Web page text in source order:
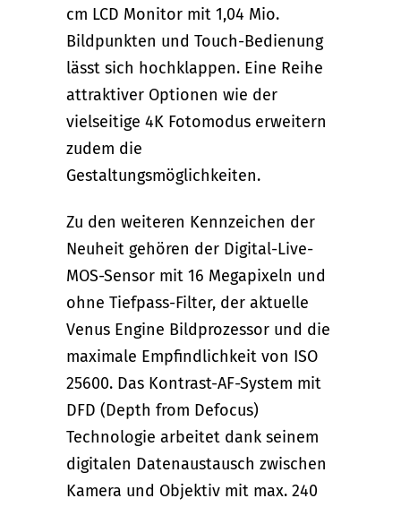
cm LCD Monitor mit 1,04 Mio.
Bildpunkten und Touch-Bedienung
lässt sich hochklappen. Eine Reihe
attraktiver Optionen wie der
vielseitige 4K Fotomodus erweitern
zudem die
Gestaltungsmöglichkeiten.
Zu den weiteren Kennzeichen der
Neuheit gehören der Digital-Live-
MOS-Sensor mit 16 Megapixeln und
ohne Tiefpass-Filter, der aktuelle
Venus Engine Bildprozessor und die
maximale Empfindlichkeit von ISO
25600. Das Kontrast-AF-System mit
DFD (Depth from Defocus)
Technologie arbeitet dank seinem
digitalen Datenaustausch zwischen
Kamera und Objektiv mit max. 240